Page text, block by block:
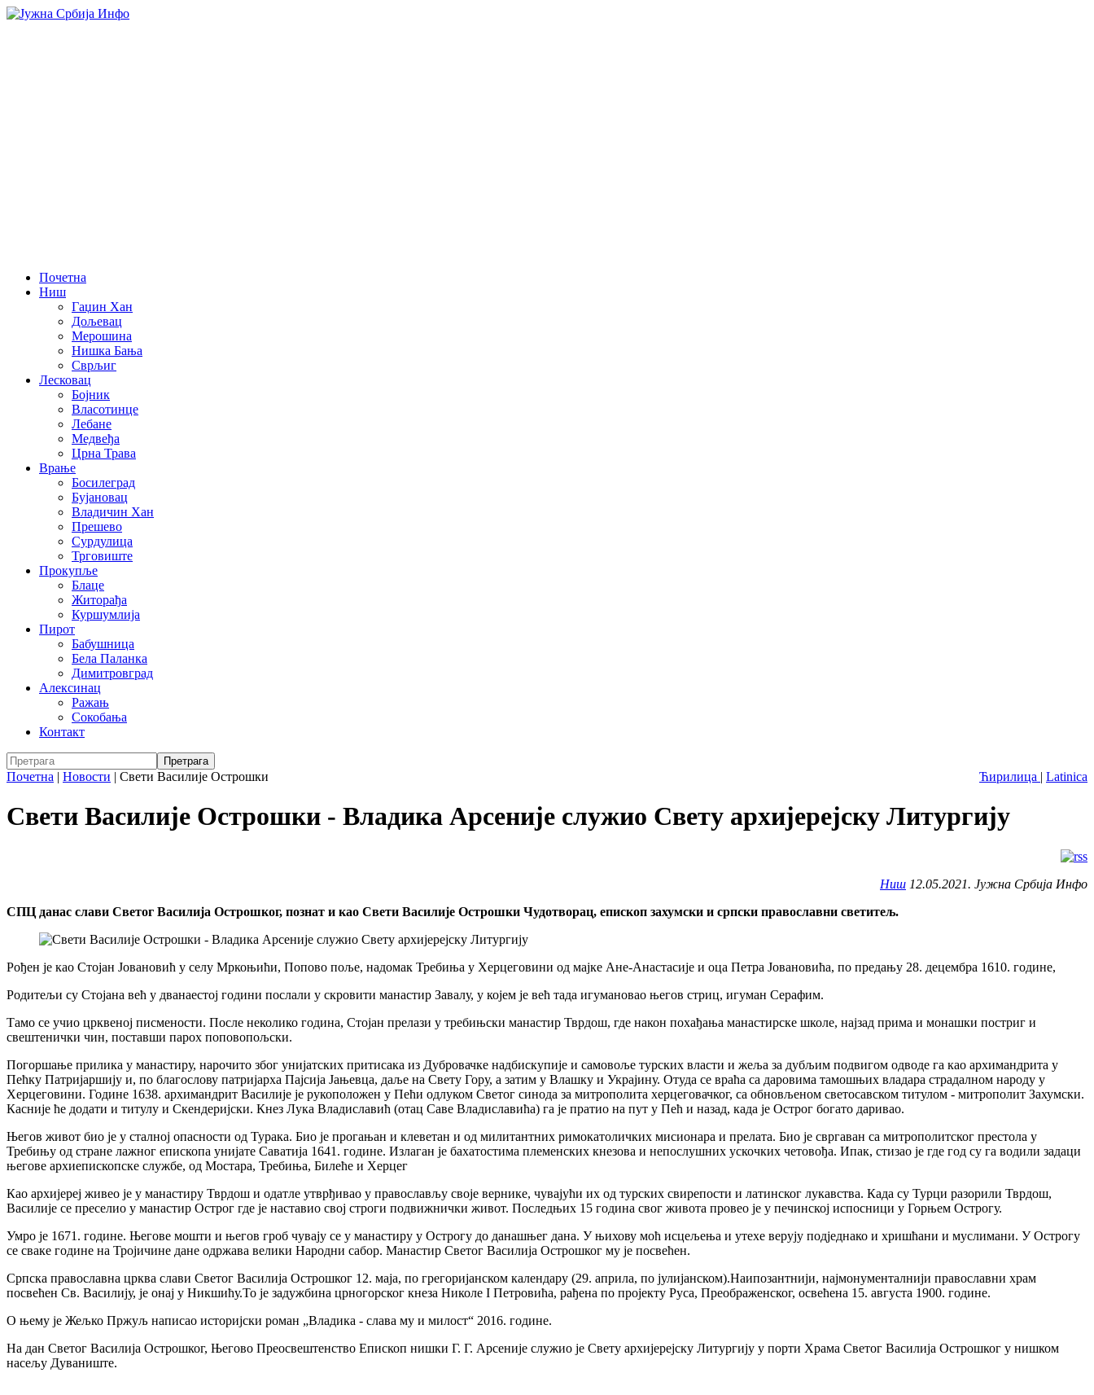
Почетна
Ниш
Гаџин Хан
Дољевац
Мерошина
Нишка Бања
Сврљиг
Лесковац
Бојник
Власотинце
Лебане
Медвеђа
Црна Трава
Врање
Босилеград
Бујановац
Владичин Хан
Прешево
Сурдулица
Трговиште
Прокупље
Блаце
Житорађа
Куршумлија
Пирот
Бабушница
Бела Паланка
Димитровград
Алексинац
Ражањ
Сокобања
Контакт
Ћирилица | Latinica
Почетна | Новости | Свети Василије Острошки
Свети Василије Острошки - Владика Арсеније служио Свету архијерејску Литургију
Ниш 12.05.2021. Јужна Србија Инфо
СПЦ данас слави Светог Василија Острошког, познат и као Свети Василије Острошки Чудотворац, епископ захумски и српски православни светитељ.
Рођен је као Стојан Јовановић у селу Мркоњићи, Попово поље, надомак Требиња у Херцеговини од мајке Ане-Анастасије и оца Петра Јовановића, по предању 28. децембра 1610. године,
Родитељи су Стојана већ у дванаестој години послали у скровити манастир Завалу, у којем је већ тада игумановао његов стриц, игуман Серафим.
Тамо се учио црквеној писмености. После неколико година, Стојан прелази у требињски манастир Тврдош, где након похађања манастирске школе, најзад прима и монашки постриг и
свештенички чин, поставши парох поповопољски.
Погоршање прилика у манастиру, нарочито због унијатских притисака из Дубровачке надбискупије и самовоље турских власти и жеља за дубљим подвигом одводе га као архимандрита у
Пећку Патријаршију и, по благослову патријарха Пајсија Јањевца, даље на Свету Гору, а затим у Влашку и Украјину. Отуда се враћа са даровима тамошњих владара страдалном народу у
Херцеговини. Године 1638. архимандрит Василије је рукоположен у Пећи одлуком Светог синода за митрополита херцеговачког, са обновљеном светосавском титулом - митрополит Захумски.
Касније ће додати и титулу и Скендеријски. Кнез Лука Владиславић (отац Саве Владиславића) га је пратио на пут у Пећ и назад, када је Острог богато даривао.
Његов живот био је у сталној опасности од Турака. Био је прогањан и клеветан и од милитантних римокатоличких мисионара и прелата. Био је свргаван са митрополитског престола у
Требињу од стране лажног епископа унијате Саватија 1641. године. Излаган је бахатостима племенских кнезова и непослушних ускочких четовођа. Ипак, стизао је где год су га водили задаци
његове архиепископске службе, од Мостара, Требиња, Билеће и Херцег
Као архијереј живео је у манастиру Тврдош и одатле утврђивао у православљу своје вернике, чувајући их од турских свирепости и латинског лукавства. Када су Турци разорили Тврдош,
Василије се преселио у манастир Острог где је наставио свој строги подвижнички живот. Последњих 15 година свог живота провео је у печинској испосници у Горњем Острогу.
Умро је 1671. године. Његове мошти и његов гроб чувају се у манастиру у Острогу до данашњег дана. У њихову моћ исцељења и утехе верују подједнако и хришћани и муслимани. У Острогу
се сваке године на Тројичине дане одржава велики Народни сабор. Манастир Светог Василија Острошког му је посвећен.
Српска православна црква слави Светог Василија Острошког 12. маја, по грегоријанском календару (29. априла, по јулијанском).Наипозантнији, најмонументалнији православни храм
посвећен Св. Василију, је онај у Никшићу.То је задужбина црногорског кнеза Николе I Петровића, рађена по пројекту Руса, Преображенског, освећена 15. августа 1900. године.
О њему је Жељко Пржуљ написао историјски роман „Владика - слава му и милост“ 2016. године.
На дан Светог Василија Острошког, Његово Преосвештенство Епископ нишки Г. Г. Арсеније служио је Свету архијерејску Литургију у порти Храма Светог Василија Острошког у нишком
насељу Дуваниште.